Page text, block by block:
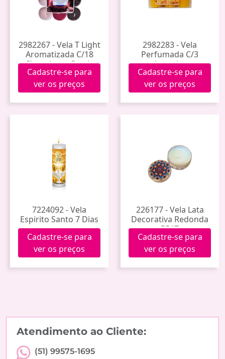
2982267 - Vela T Light
Aromatizada C/18
Chocolate - Cereja
Cadastre-se para
ver os preços
2982283 - Vela
Perfumada C/3
Laranja.
Cadastre-se para
ver os preços
7224092 - Vela
Espirito Santo 7 Dias
Cadastre-se para
ver os preços
226177 - Vela Lata
Decorativa Redonda
5547
Cadastre-se para
ver os preços
Atendimento ao Cliente:
(51) 99575-1695